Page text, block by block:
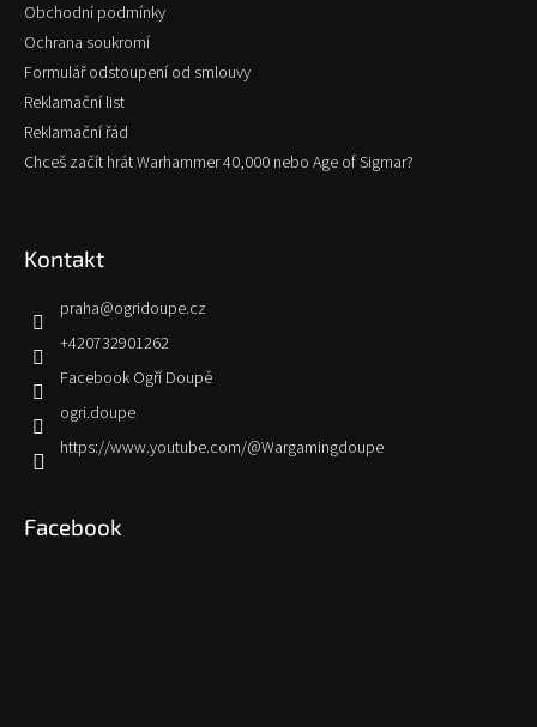
Obchodní podmínky
Ochrana soukromí
Formulář odstoupení od smlouvy
Reklamační list
Reklamační řád
Chceš začít hrát Warhammer 40,000 nebo Age of Sigmar?
Kontakt
praha@ogridoupe.cz
+420732901262
Facebook Ogří Doupě
ogri.doupe
https://www.youtube.com/@Wargamingdoupe
Facebook